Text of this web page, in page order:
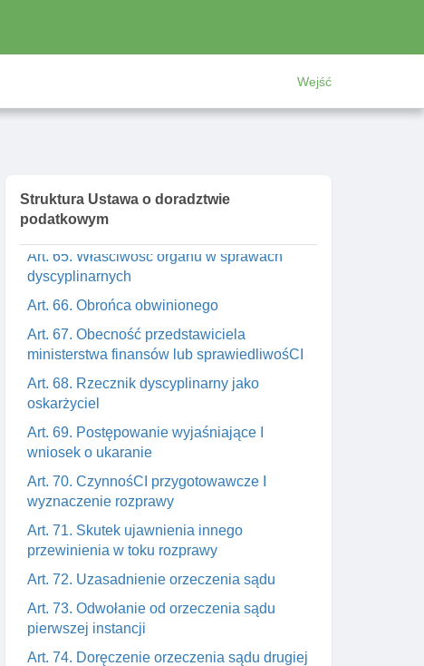
Wejść
Struktura Ustawa o doradztwie
podatkowym
Art. 63a. Administrator danych
Art. 64. Odpowiedzialność dyscyplinarna
doradców podatkowych
Art. 65. Właściwość organu w sprawach
dyscyplinarnych
Art. 66. Obrońca obwinionego
Art. 67. Obecność przedstawiciela
ministerstwa finansów lub sprawiedliwośCI
Art. 68. Rzecznik dyscyplinarny jako
oskarżyciel
Art. 69. Postępowanie wyjaśniające I
wniosek o ukaranie
Art. 70. CzynnośCI przygotowawcze I
wyznaczenie rozprawy
Art. 71. Skutek ujawnienia innego
przewinienia w toku rozprawy
Art. 72. Uzasadnienie orzeczenia sądu
Art. 73. Odwołanie od orzeczenia sądu
pierwszej instancji
Art. 74. Doręczenie orzeczenia sądu drugiej